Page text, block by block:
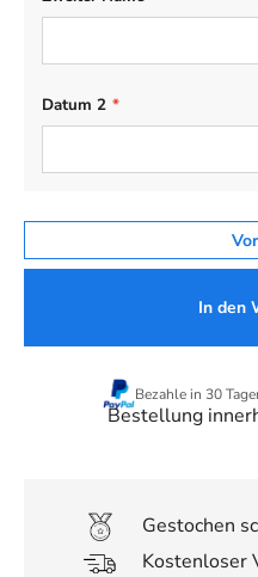
Datum 2 *
In den
Bezahle in 30
Bestellung
Gestochen
Kostenloser